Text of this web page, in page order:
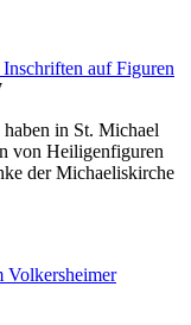
auf Figuren
in St. Michael
von Heiligenfiguren
der Michaeliskirche
Volkersheimer